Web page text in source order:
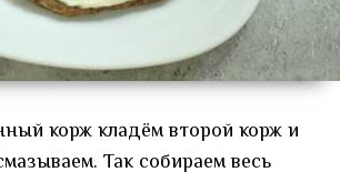
корж кладём второй корж и
Так собираем весь